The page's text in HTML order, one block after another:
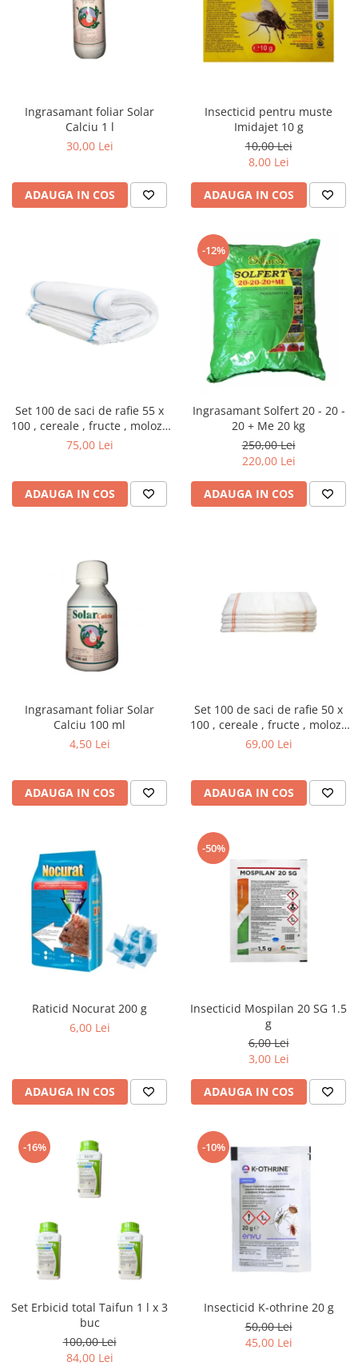
Ingrasamant foliar Solar
Calciu 1 l
30,00 Lei
ADAUGA IN COS
Insecticid pentru muste
Imidajet 10 g
10,00 Lei
8,00 Lei
ADAUGA IN COS
Set 100 de saci de rafie 55 x
100 , cereale , fructe , moloz ,
menaj si depozitare
75,00 Lei
ADAUGA IN COS
-12%
Ingrasamant Solfert 20 - 20 -
20 + Me 20 kg
250,00 Lei
220,00 Lei
ADAUGA IN COS
Ingrasamant foliar Solar
Calciu 100 ml
4,50 Lei
ADAUGA IN COS
Set 100 de saci de rafie 50 x
100 , cereale , fructe , moloz ,
menaj si depozitare
69,00 Lei
ADAUGA IN COS
Raticid Nocurat 200 g
6,00 Lei
ADAUGA IN COS
-50%
Insecticid Mospilan 20 SG 1.5
g
6,00 Lei
3,00 Lei
ADAUGA IN COS
-16%
Set Erbicid total Taifun 1 l x 3
buc
100,00 Lei
84,00 Lei
-10%
Insecticid K-othrine 20 g
50,00 Lei
45,00 Lei